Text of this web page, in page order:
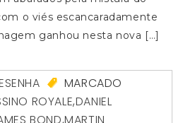
o viés escancaradamente
ganhou nesta nova […]
MARCADO
ROYALE,DANIEL